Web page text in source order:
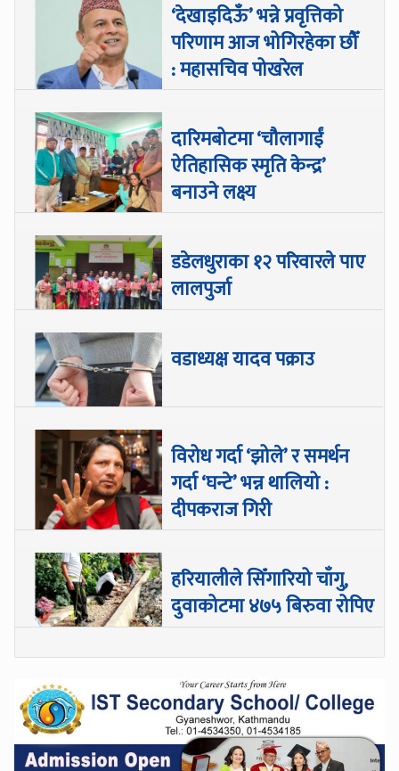
‘देखाइदिऊँ’ भन्ने प्रवृत्तिको
परिणाम आज भोगिरहेका छौँ
: महासचिव पोखरेल
दारिमबोटमा ‘चौलागाईं
ऐतिहासिक स्मृति केन्द्र’
बनाउने लक्ष्य
डडेलधुराका १२ परिवारले पाए
लालपुर्जा
वडाध्यक्ष यादव पक्राउ
विरोध गर्दा ‘झोले’ र समर्थन
गर्दा ‘घन्टे’ भन्न थालियो :
दीपकराज गिरी
हरियालीले सिँगारियो चाँगु,
दुवाकोटमा ४७५ बिरुवा रोपिए